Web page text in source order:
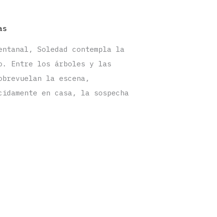
Soledad contempla la
Entre los árboles y las
la escena,
en casa, la sospecha